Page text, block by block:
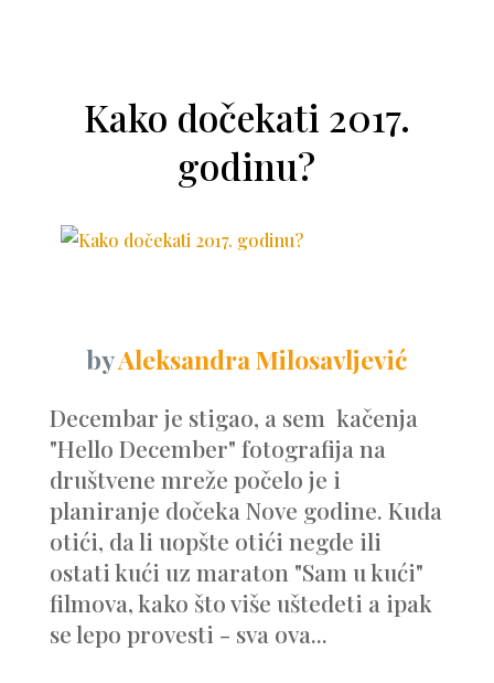
Kako dočekati 2017.
godinu?
byAleksandra Milosavljević
Decembar je stigao, a sem kačenja
"Hello December" fotografija na
društvene mreže počelo je i
planiranje dočeka Nove godine. Kuda
otići, da li uopšte otići negde ili
ostati kući uz maraton "Sam u kući"
filmova, kako što više uštedeti a ipak
se lepo provesti - sva ova...